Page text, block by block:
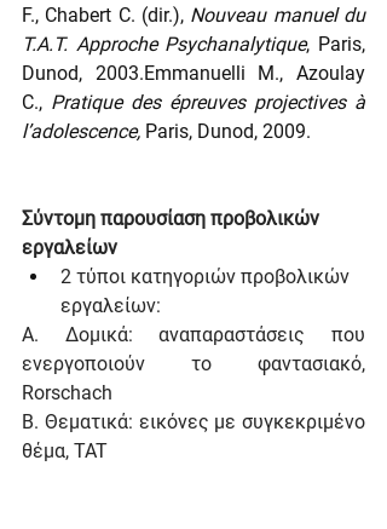
F., Chabert C. (dir.), Nouveau manuel du
T.A.T. Approche Psychanalytique, Paris,
Dunod, 2003.Emmanuelli M., Azoulay
C., Pratique des épreuves projectives à
l’adolescence, Paris, Dunod, 2009.
Σύντομη παρουσίαση προβολικών
εργαλείων
2 τύποι κατηγοριών προβολικών
εργαλείων:
Α. Δομικά: αναπαραστάσεις που
ενεργοποιούν το φαντασιακό,
Rorschach
Β. Θεματικά: εικόνες με συγκεκριμένο
θέμα, TAT